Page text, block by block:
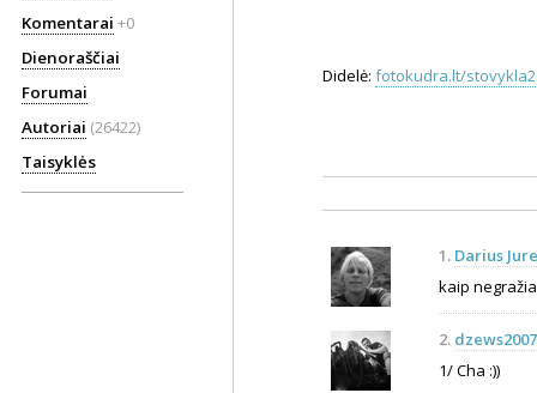
Komentarai +0
Dienoraščiai
Forumai
Autoriai (26422)
Taisyklės
Didelė: fotokudra.lt/
1. Darius
kaip
2. dzews2007
1/ Cha :))